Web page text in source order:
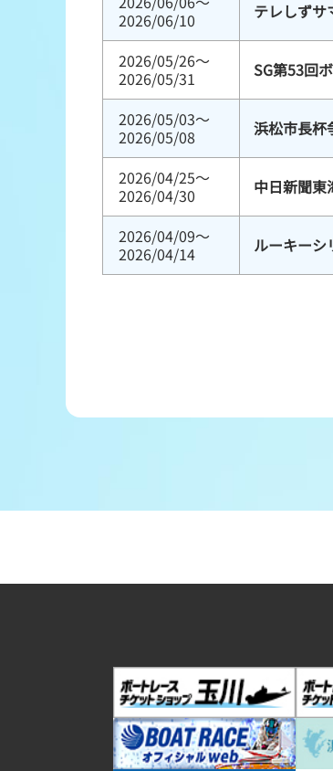
2026/06/10
テレしずサ
2026/05/26～
2026/05/31
SG第53回
2026/05/03～
2026/05/08
浜松市長杯
2026/04/25～
2026/04/30
中日新聞東
2026/04/09～
2026/04/14
ルーキーシ